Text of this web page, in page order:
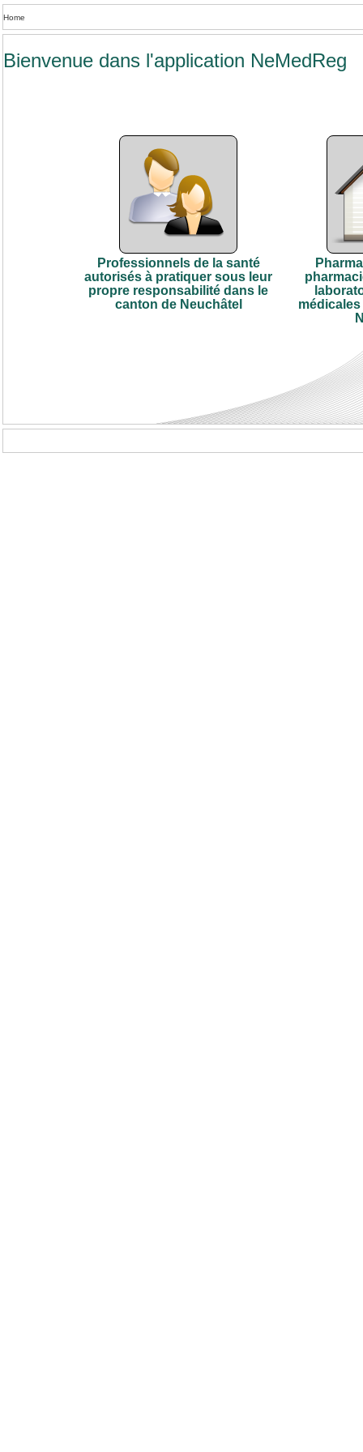
Home
Bienvenue dans l'application NeMedReg
Professionnels de la santé
autorisés à pratiquer sous leur
propre responsabilité dans le
canton de Neuchâtel